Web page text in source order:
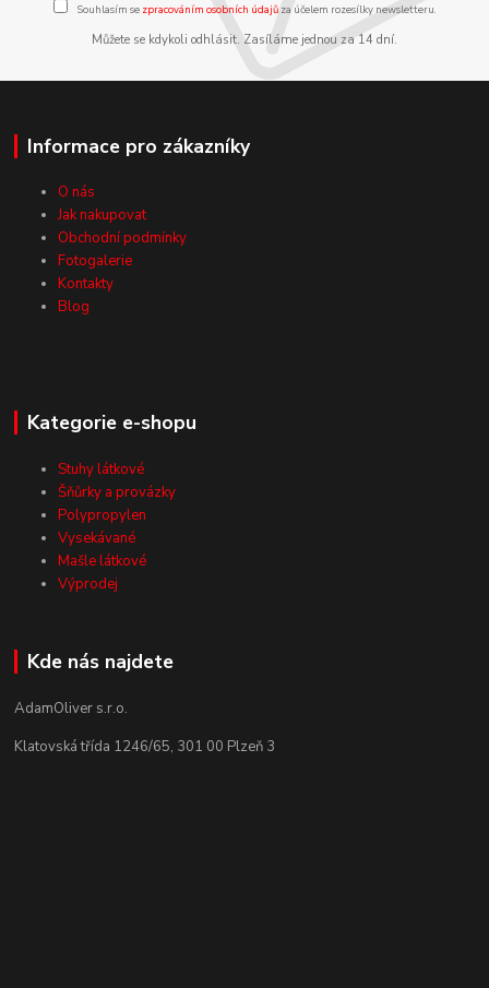
Souhlasím se zpracováním osobních údajůza účelem rozesílky newsletteru.
Můžete se kdykoli odhlásit. Zasíláme jednou za 14 dní.
Informace pro zákazníky
O nás
Jak nakupovat
Obchodní podmínky
Fotogalerie
Kontakty
Blog
Kategorie e-shopu
Stuhy látkové
Šňůrky a provázky
Polypropylen
Vysekávané
Mašle látkové
Výprodej
Kde nás najdete
AdamOliver s.r.o.
Klatovská třída 1246/65, 301 00 Plzeň 3